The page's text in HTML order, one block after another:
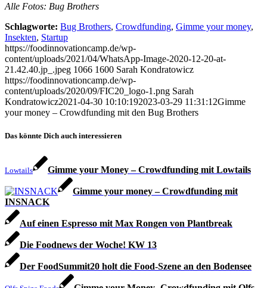
Alle Fotos: Bug Brothers
Schlagworte: Bug Brothers, Crowdfunding, Gimme your money,
Insekten, Startup
https://foodinnovationcamp.de/wp-
content/uploads/2021/04/WhatsApp-Image-2020-12-20-at-
21.42.40.jp_.jpeg 1066 1600 Sarah Kondratowicz
https://foodinnovationcamp.de/wp-
content/uploads/2020/09/FIC20_logo-1.png Sarah
Kondratowicz2021-04-30 10:10:192023-03-29 11:31:12Gimme
your money – Crowdfunding mit den Bug Brothers
Das könnte Dich auch interessieren
Lowtails Gimme your Money – Crowdfunding mit Lowtails
Gimme your money – Crowdfunding mit
INSNACK
Auf einen Espresso mit Max Rongen von Plantbreak
Die Foodnews der Woche! KW 13
Der FoodSummit20 holt die Food-Szene an den Bodensee